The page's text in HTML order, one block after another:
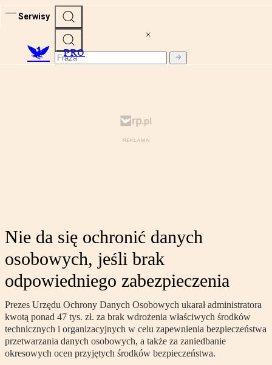
Serwisy
PRO
Nie da się ochronić danych
osobowych, jeśli brak
odpowiedniego zabezpieczenia
Prezes Urzędu Ochrony Danych Osobowych ukarał administratora
kwotą ponad 47 tys. zł. za brak wdrożenia właściwych środków
technicznych i organizacyjnych w celu zapewnienia bezpieczeństwa
przetwarzania danych osobowych, a także za zaniedbanie
okresowych ocen przyjętych środków bezpieczeństwa.